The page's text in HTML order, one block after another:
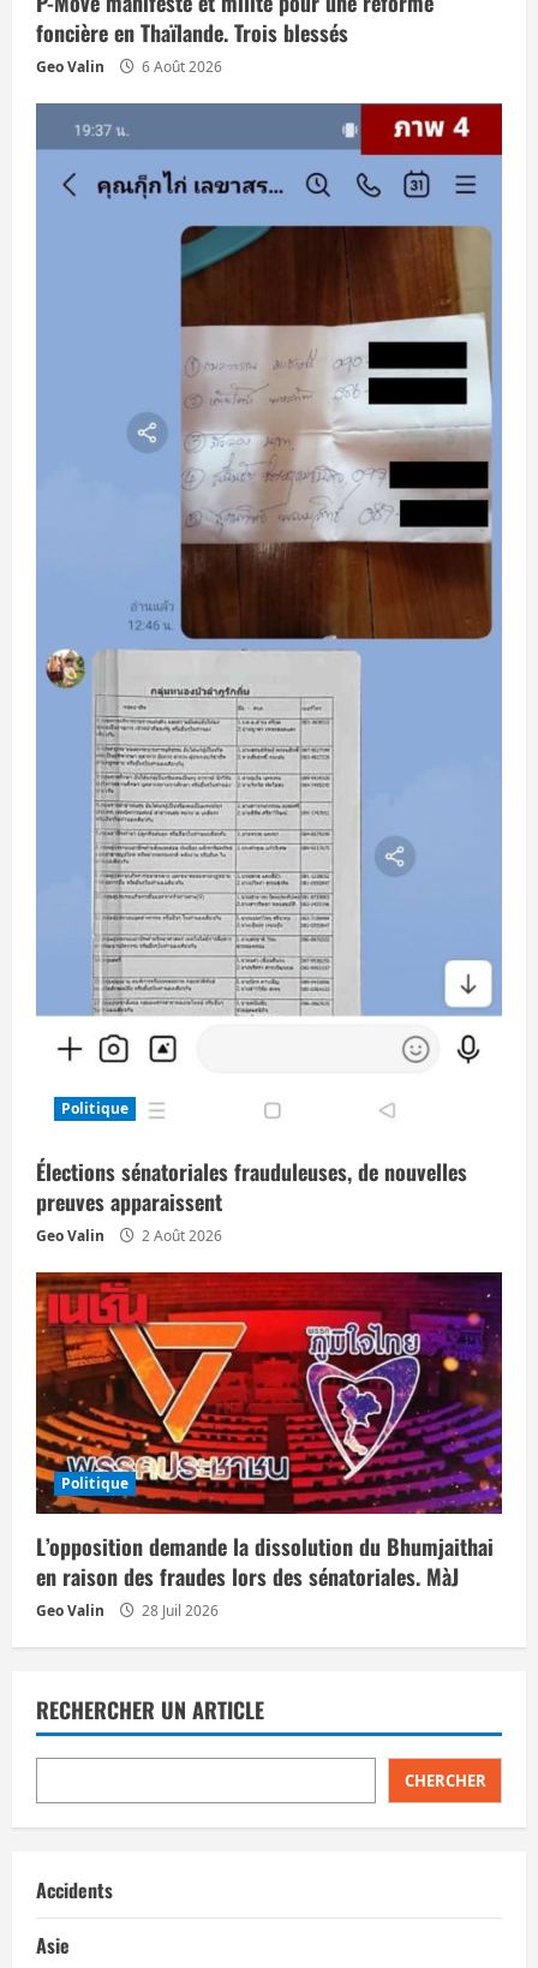
r
t
i
foncière en Thaïlande. Trois blessés
Geo Valin 6 Août 2026
Politique
Élections sénatoriales frauduleuses, de nouvelles
preuves apparaissent
Geo Valin 2 Août 2026
Politique
L’opposition demande la dissolution du Bhumjaithai
en raison des fraudes lors des sénatoriales. MàJ
Geo Valin 28 Juil 2026
RECHERCHER UN ARTICLE
CHERCHER
Accidents
Asie